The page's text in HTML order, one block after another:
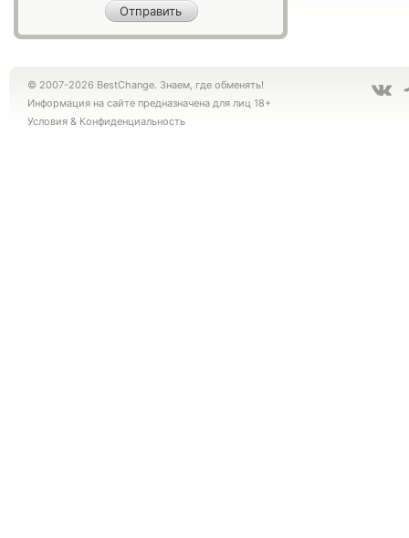
© 2007-2026 BestChange. Знаем, где обменять!
Информация на сайте предназначена для лиц 18+
Условия & Конфиденциальность